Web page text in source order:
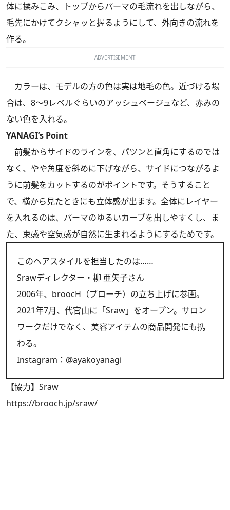
体に揉みこみ、トップからパーマの毛流れを出しながら、
毛先にかけてクシャッと握るようにして、外向きの流れを
作る。
ADVERTISEMENT
カラーは、モデルの方の色は実は地毛の色。近づける場
合は、8～9レベルぐらいのアッシュベージュなど、赤みの
ない色を入れる。
YANAGI’s Point
前髪からサイドのラインを、パツンと直角にするのでは
なく、やや角度を斜めに下げながら、サイドにつながるよ
うに前髪をカットするのがポイントです。そうすること
で、横から見たときにも立体感が出ます。全体にレイヤー
を入れるのは、パーマのゆるいカーブを出しやすくし、ま
た、束感や空気感が自然に生まれるようにするためです。
このヘアスタイルを担当したのは……
Srawディレクター・柳 亜矢子さん
2006年、broocH（ブローチ）の立ち上げに参画。
2021年7月、代官山に「Sraw」をオープン。サロン
ワークだけでなく、美容アイテムの商品開発にも携
わる。
Instagram： @ayakoyanagi
【協力】Sraw
https://brooch.jp/sraw/